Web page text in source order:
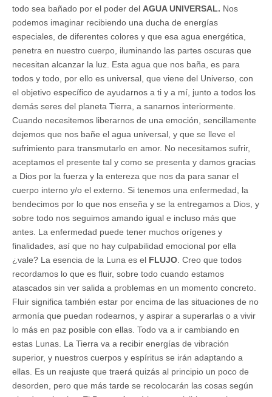
todo sea bañado por el poder del AGUA UNIVERSAL. Nos
podemos imaginar recibiendo una ducha de energías
especiales, de diferentes colores y que esa agua energética,
penetra en nuestro cuerpo, iluminando las partes oscuras que
necesitan alcanzar la luz. Esta agua que nos baña, es para
todos y todo, por ello es universal, que viene del Universo, con
el objetivo específico de ayudarnos a ti y a mí, junto a todos los
demás seres del planeta Tierra, a sanarnos interiormente.
Cuando necesitemos liberarnos de una emoción, sencillamente
dejemos que nos bañe el agua universal, y que se lleve el
sufrimiento para transmutarlo en amor. No necesitamos sufrir,
aceptamos el presente tal y como se presenta y damos gracias
a Dios por la fuerza y la entereza que nos da para sanar el
cuerpo interno y/o el externo. Si tenemos una enfermedad, la
bendecimos por lo que nos enseña y se la entregamos a Dios, y
sobre todo nos seguimos amando igual e incluso más que
antes. La enfermedad puede tener muchos orígenes y
finalidades, así que no hay culpabilidad emocional por ella
¿vale? La esencia de la Luna es el FLUJO . Creo que todos
recordamos lo que es fluir, sobre todo cuando estamos
atascados sin ver salida a problemas en un momento concreto.
Fluir significa también estar por encima de las situaciones de no
armonía que puedan rodearnos, y aspirar a superarlas o a vivir
lo más en paz posible con ellas. Todo va a ir cambiando en
estas Lunas. La Tierra va a recibir energías de vibración
superior, y nuestros cuerpos y espíritus se irán adaptando a
ellas. Es un reajuste que traerá quizás al principio un poco de
desorden, pero que más tarde se recolocarán las cosas según